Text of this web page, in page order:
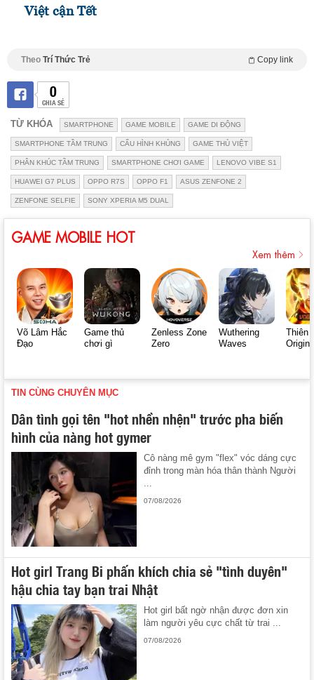
Việt cận Tết
Theo Trí Thức Trẻ Copy link
0
CHIA SẺ
TỪ KHÓA SMARTPHONE GAME MOBILE GAME DI ĐỘNG
SMARTPHONE TẦM TRUNG CẤU HÌNH KHỦNG GAME THỦ VIỆT
PHÂN KHÚC TẦM TRUNG SMARTPHONE CHƠI GAME LENOVO VIBE S1
HUAWEI G7 PLUS OPPO R7S OPPO F1 ASUS ZENFONE 2
ZENFONE SELFIE SONY XPERIA M5 DUAL
GAME MOBILE HOT
Xem thêm
Võ Lâm Hắc
Đạo
Game thủ
chơi gì
Zenless Zone
Zero
Wuthering
Waves
Thiên
Origin
TIN CÙNG CHUYÊN MỤC
Dân tình gọi tên "hot nhền nhện" trước pha biến
hình của nàng hot gymer
Cô nàng mê gym "flex" vóc dáng cực
đỉnh trong màn hóa thân thành Người
...
07/08/2026
Hot girl Trang Bi phấn khích chia sẻ "tình duyên"
hậu chia tay bạn trai Nhật
Hot girl bất ngờ nhận được đơn xin
làm người yêu cực chất từ trai ...
07/08/2026